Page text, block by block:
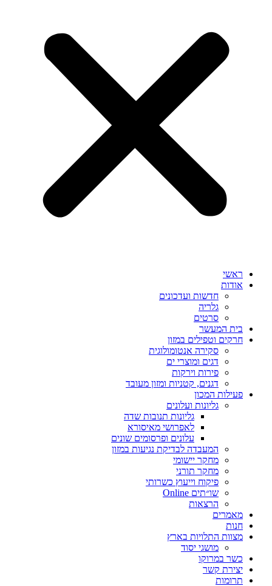
ראשי
אודות
חדשות ועדכונים
גלריה
סרטים
בית המעשר
חרקים וטפילים במזון
סקירה אנטומולוגית
דגים ומוצרי ים
פירות וירקות
דגנים, קטניות ומזון מעובד
פעילות המכון
גליונות ועלונים
גליונות תנובות שדה
לאפרושי מאיסורא
עלונים ופרסומים שונים
המעבדה לבדיקת נגיעות במזון
מחקר יישומי
מחקר תורני
פיקוח וייעוץ כשרותי
שו״תים Online
הרצאות
מאמרים
חנות
מצוות התלויות בארץ
מושגי יסוד
כשר במרוקו
יצירת קשר
תרומות